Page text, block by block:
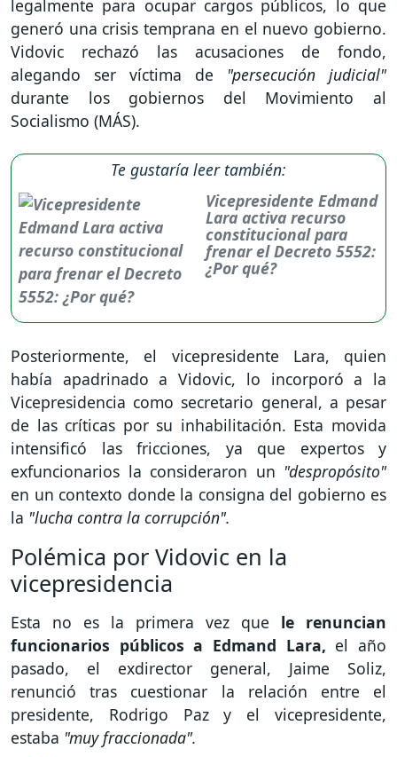
legalmente para ocupar cargos públicos, lo que
generó una crisis temprana en el nuevo gobierno.
Vidovic rechazó las acusaciones de fondo,
alegando ser víctima de "persecución judicial"
durante los gobiernos del Movimiento al
Socialismo (MÁS).
Te gustaría leer también:
Vicepresidente Edmand
Lara activa recurso
constitucional para
frenar el Decreto 5552:
¿Por qué?
Posteriormente, el vicepresidente Lara, quien
había apadrinado a Vidovic, lo incorporó a la
Vicepresidencia como secretario general, a pesar
de las críticas por su inhabilitación. Esta movida
intensificó las fricciones, ya que expertos y
exfuncionarios la consideraron un "despropósito"
en un contexto donde la consigna del gobierno es
la "lucha contra la corrupción".
Polémica por Vidovic en la
vicepresidencia
Esta no es la primera vez que le renuncian
funcionarios públicos a Edmand Lara, el año
pasado, el exdirector general, Jaime Soliz,
renunció tras cuestionar la relación entre el
presidente, Rodrigo Paz y el vicepresidente,
estaba "muy fraccionada".